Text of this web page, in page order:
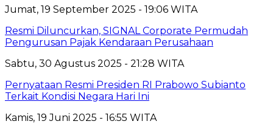
Jumat, 19 September 2025 - 19:06 WITA
Resmi Diluncurkan, SIGNAL Corporate Permudah
Pengurusan Pajak Kendaraan Perusahaan
Sabtu, 30 Agustus 2025 - 21:28 WITA
Pernyataan Resmi Presiden RI Prabowo Subianto
Terkait Kondisi Negara Hari Ini
Kamis, 19 Juni 2025 - 16:55 WITA